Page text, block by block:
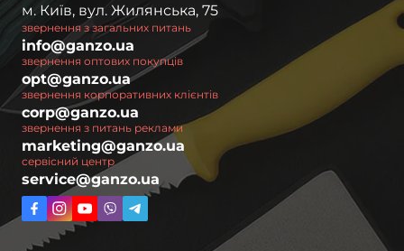
м. Київ, вул. Жилянська, 75
звернення з загальних питань
info@ganzo.ua
звернення оптових покупців
opt@ganzo.ua
звернення корпоративних клієнтів
corp@ganzo.ua
звернення з питань реклами
marketing@ganzo.ua
сервісний центр
service@ganzo.ua